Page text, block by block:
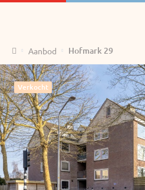
HomeAanbod Hofmark 29
Verkocht